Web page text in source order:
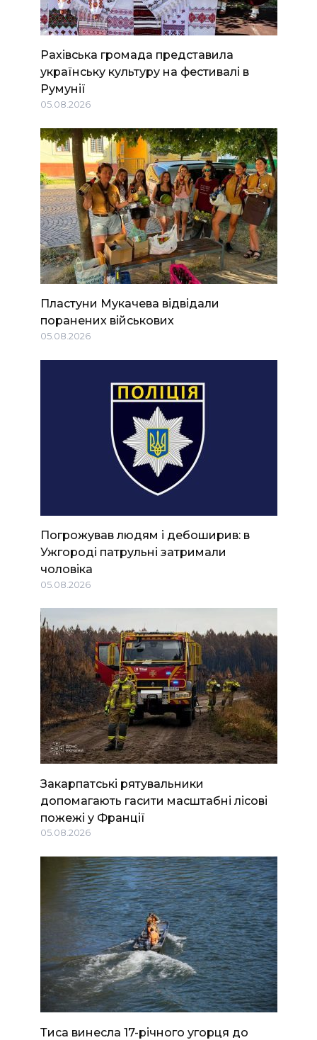
Рахівська громада представила
українську культуру на фестивалі в
Румунії
05.08.2026
Пластуни Мукачева відвідали
поранених військових
05.08.2026
Погрожував людям і дебоширив: в
Ужгороді патрульні затримали
чоловіка
05.08.2026
Закарпатські рятувальники
допомагають гасити масштабні лісові
пожежі у Франції
05.08.2026
Тиса винесла 17-річного угорця до